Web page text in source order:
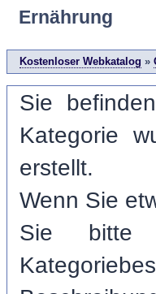
Ernährung
Kostenloser Webkatalog »
Sie
Kategorie
erstellt.
Wenn Sie
Sie bitte